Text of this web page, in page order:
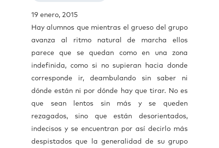
19 enero, 2015
Hay alumnos que mientras el grueso del grupo
avanza al ritmo natural de marcha ellos
parece que se quedan como en una zona
indefinida, como si no supieran hacia donde
corresponde ir, deambulando sin saber ni
dónde están ni por dónde hay que tirar. No es
que sean lentos sin más y se queden
rezagados, sino que están desorientados,
indecisos y se encuentran por así decirlo más
despistados que la generalidad de su grupo